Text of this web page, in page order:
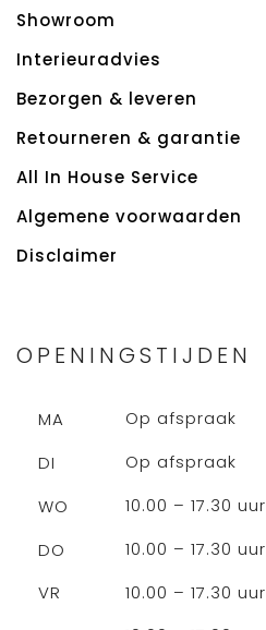
Showroom
Interieuradvies
Bezorgen & leveren
Retourneren & garantie
All In House Service
Algemene voorwaarden
Disclaimer
OPENINGSTIJDEN
MA
Op afspraak
DI
Op afspraak
WO
10.00 – 17.30 uur
DO
10.00 – 17.30 uur
VR
10.00 – 17.30 uur